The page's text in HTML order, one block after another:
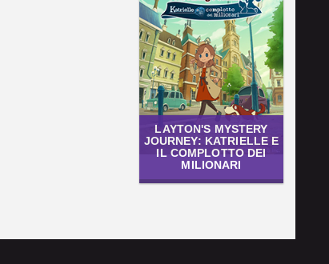
LAYTON'S MYSTERY
JOURNEY: KATRIELLE E
IL COMPLOTTO DEI
MILIONARI